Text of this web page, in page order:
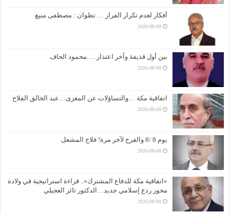
أفكار لعدم تكرار الفرار … تطوان : مصطفى منيغ
2026-08-09
بين أول قذيفة وآخر اعتذار ….محمود الجاف
2026-08-09
اتفاقية مكة …والتساؤلات عن المغزى…عبد الخالق الفلاح
2026-08-09
يوم 8 /8 والفرح لآخر مرة! فلاح المشعل
2026-08-08
«اتفاقية مكة للدفاع المشترك».. قراءة استراتيجية في ولادة
محور ردع إسلامي جديد…الدكتور ثائر العجيلي
2026-08-08